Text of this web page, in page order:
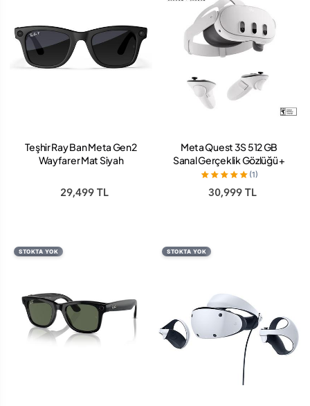
Teşhir Ray Ban Meta Gen2
Wayfarer Mat Siyah
29,499 TL
Meta Quest 3S 512 GB
Sanal Gerçeklik Gözlüğü +
Batman Arkham Oyunu
(1)
30,999 TL
STOKTA YOK STOKTA YOK